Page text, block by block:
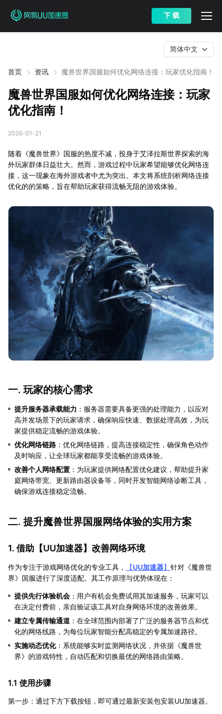
下 载
首页 资讯 魔兽世界国服如何优化网络连接：玩家优化指南！
简体中文
魔兽世界国服如何优化网络连接：玩家
优化指南！
2026-01-21
随着《魔兽世界》国服的热度不减，投身于艾泽拉斯世界探索的海
外玩家群体日益壮大。然而，游戏过程中玩家希望能够优化网络连
接，这一现象在海外游戏者中尤为突出。本文将系统剖析网络连接
优化的的策略，旨在帮助玩家获得流畅无阻的游戏体验。
一. 玩家的核心需求
提升服务器承载能力 ：服务器需要具备更强的处理能力，以应对
高并发场景下的玩家请求，确保响应快速、数据处理高效，为玩
家提供稳定流畅的游戏体验。
优化网络链路 ：优化网络链路，提高连接稳定性，确保角色动作
及时响应，让全球玩家都能享受流畅的游戏体验。
改善个人网络配置 ：为玩家提供网络配置优化建议，帮助提升家
庭网络带宽、更新路由器设备等，同时开发智能网络诊断工具，
确保游戏连接稳定流畅。
二. 提升魔兽世界国服网络体验的实用方案
1. 借助【UU加速器】改善网络环境
作为专注于游戏网络优化的专业工具， 【UU加速器】 针对《魔兽世
界》国服进行了深度适配。其工作原理与优势体现在：
提供先行体验机会 ：用户有机会免费试用其加速服务，玩家可以
在决定付费前，亲自验证该工具对自身网络环境的改善效果。
建立专属传输通道 ：在全球范围内部署了广泛的服务器节点和优
化的网络线路，为每位玩家智能分配高稳定的专属加速路径。
实施动态优化：系统能够实时监测网络状况，并依据《魔兽世
界》的游戏特性，自动匹配和切换最优的网络路由策略。
1.1 使用步骤
第一步：通过下方下载按钮，即可通过最新安装包安装UU加速器。